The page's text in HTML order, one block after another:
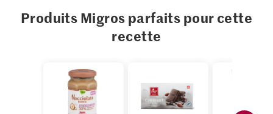
Produits Migros parfaits pour cette
recette